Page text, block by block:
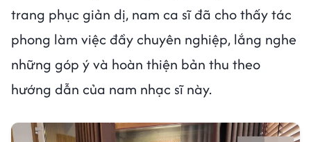
trang phục giản dị, nam ca sĩ đã cho thấy tác
phong làm việc đầy chuyên nghiệp, lắng nghe
những góp ý và hoàn thiện bản thu theo
hướng dẫn của nam nhạc sĩ này.